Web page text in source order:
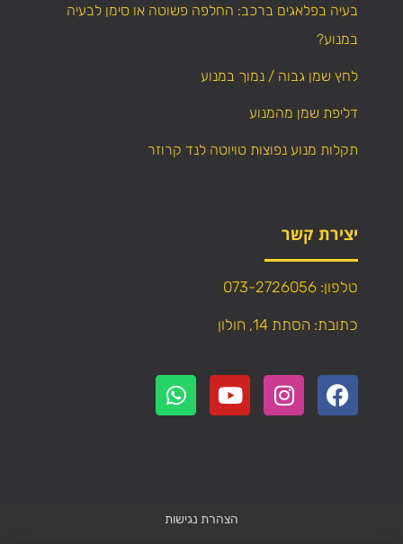
בעיה בפלאגים ברכב: החלפה פשוטה או סימן לבעיה
במנוע?
לחץ שמן גבוה / נמוך במנוע
דליפת שמן מהמנוע
תקלות מנוע נפוצות טויוטה לנד קרוזר
יצירת קשר
טלפון: 073-2726056
כתובת: הסתת 14, חולון
הצהרת נגישות